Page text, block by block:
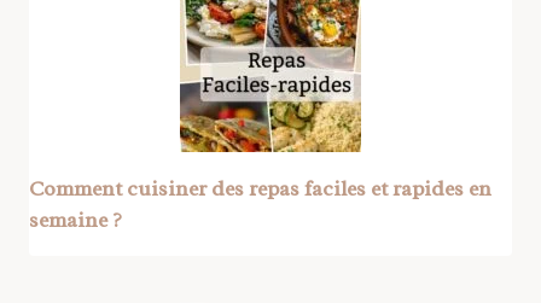
Comment cuisiner des repas faciles et rapides en
semaine ?